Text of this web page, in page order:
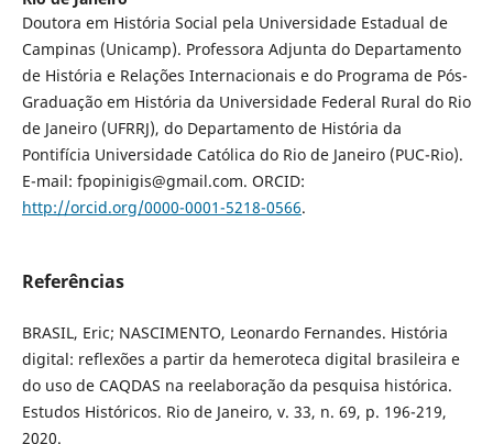
Doutora em História Social pela Universidade Estadual de
Campinas (Unicamp). Professora Adjunta do Departamento
de História e Relações Internacionais e do Programa de Pós-
Graduação em História da Universidade Federal Rural do Rio
de Janeiro (UFRRJ), do Departamento de História da
Pontifícia Universidade Católica do Rio de Janeiro (PUC-Rio).
E-mail: fpopinigis@gmail.com. ORCID:
http://orcid.org/0000-0001-5218-0566.
Referências
BRASIL, Eric; NASCIMENTO, Leonardo Fernandes. História
digital: reflexões a partir da hemeroteca digital brasileira e
do uso de CAQDAS na reelaboração da pesquisa histórica.
Estudos Históricos. Rio de Janeiro, v. 33, n. 69, p. 196-219,
2020.